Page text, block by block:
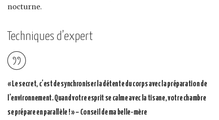
nocturne.
Techniques d’expert
« Le secret, c’est de synchroniser la détente du corps avec la préparation de
l’environnement. Quand votre esprit se calme avec la tisane, votre chambre
se prépare en parallèle ! » – Conseil de ma belle-mère